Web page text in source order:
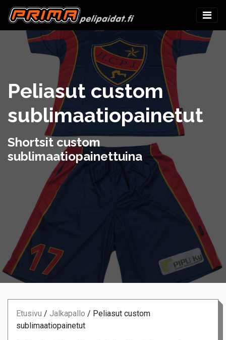
Peliasut custom
sublimaatiopainetut
Shortsit custom
sublimaatiopainettuina
Etusivu / Jalkapallo / Peliasut custom
sublimaatiopainetut